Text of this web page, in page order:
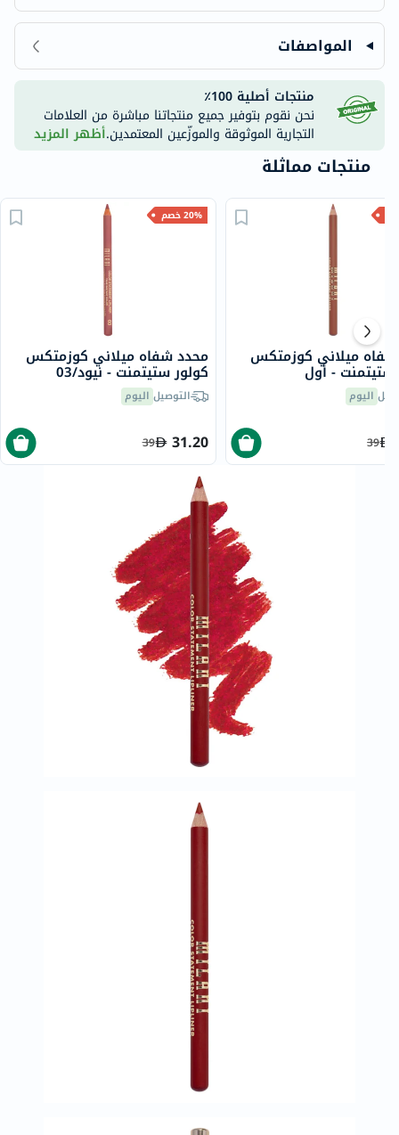
المواصفات
منتجات أصلية 100٪
نحن نقوم بتوفير جميع منتجاتنا مباشرة من العلامات
التجارية الموثوقة والموزّعين المعتمدين.أظهر المزيد
منتجات مماثلة
20% خصم
محدد شفاه ميلاني كوزمتكس
كولور ستيتمنت - نيود/03
التوصيل اليوم
31.20
39
ميلاني كوزمتكس
ستيتمنت - أول
04اليوم
39